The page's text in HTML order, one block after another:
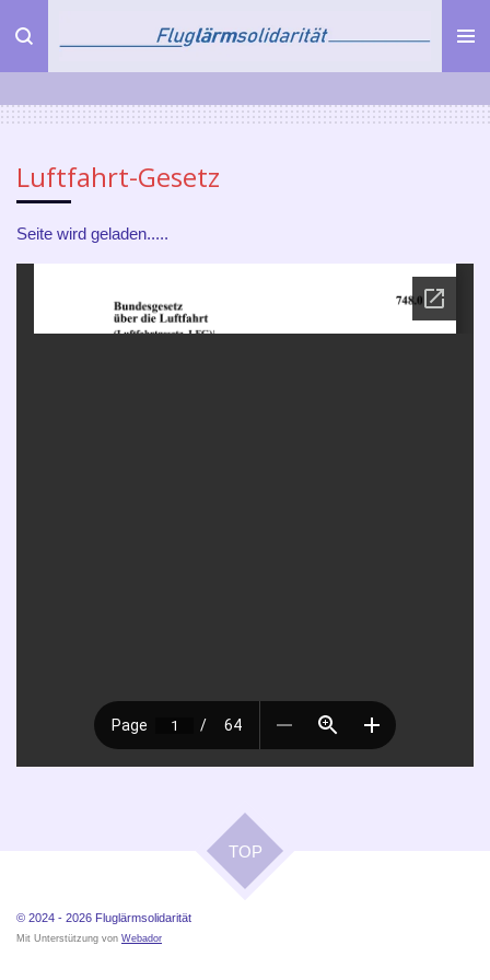
Zum
Hauptinhalt
springen
Luftfahrt-Gesetz
Seite wird geladen.....
TOP
© 2024 - 2026 Fluglärmsolidarität
Mit Unterstützung von Webador